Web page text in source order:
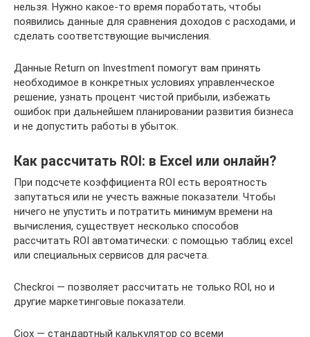
нельзя. Нужно какое-то время поработать, чтобы
появились данные для сравнения доходов с расходами, и
сделать соответствующие вычисления.
Данные Return on Investment помогут вам принять
необходимое в конкретных условиях управленческое
решение, узнать процент чистой прибыли, избежать
ошибок при дальнейшем планировании развития бизнеса
и не допустить работы в убыток.
Как рассчитать ROI: в Excel или онлайн?
При подсчете коэффициента ROI есть вероятность
запутаться или не учесть важные показатели. Чтобы
ничего не упустить и потратить минимум времени на
вычисления, существует несколько способов
рассчитать ROI автоматически: с помощью таблиц excel
или специальных сервисов для расчета.
Checkroi — позволяет рассчитать не только ROI, но и
другие маркетинговые показатели.
Ciox — стандартный калькулятор со всеми